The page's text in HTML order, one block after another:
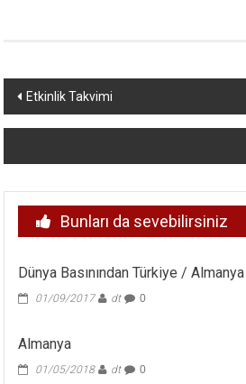
Yazı
dolaşımı
Etkinlik Takvimi
Bunları da sevebilirsiniz
Dünya Basınından Türkiye / Almanya
01/09/2017 dt 0
Almanya
01/05/2018 dt 0